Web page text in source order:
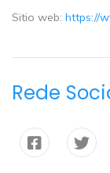
Sitio web: https://
Rede